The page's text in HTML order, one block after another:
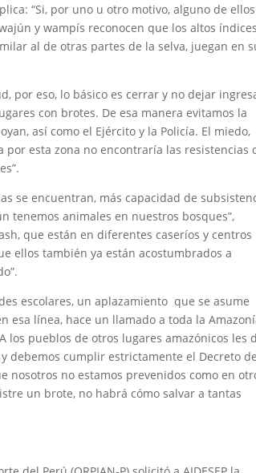
“Si, por uno u otro motivo, alguno de ellos
y wampís reconocen que los altos
al de otras partes de la selva, juegan en
por eso, lo básico es cerrar y no dejar
con brotes. De esa manera evitamos la
así como el Ejército y la Policía. El miedo,
esta zona no encontraría las resistencias
se encuentran, más capacidad de
tenemos animales en nuestros bosques”,
que están en diferentes caseríos y centros
ellos también ya están acostumbrados a
escolares, un aplazamiento que se asume
esa línea, hace un llamado a toda la
los pueblos de otros lugares amazónicos les
debemos cumplir estrictamente el Decreto de
nosotros no estamos prevenidos como en
un brote, no habrá cómo salvar a tantas